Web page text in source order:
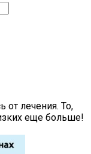
от лечения. То,
еще больше!